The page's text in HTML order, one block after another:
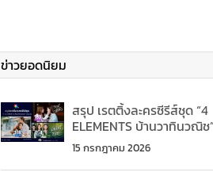
ข่าวยอดนิยม
สรุป เรตติ้งละครซีรีส์ชุด “4
ELEMENTS บ้านวาทินวณิช”
15 กรกฎาคม 2026